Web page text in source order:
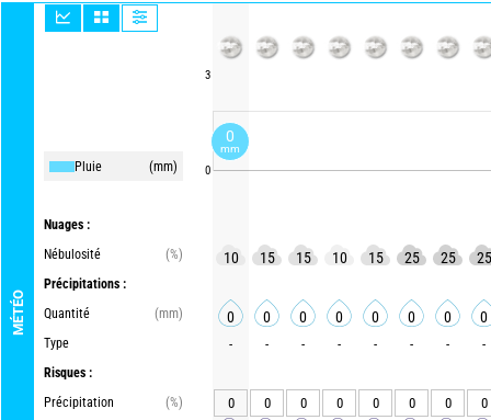
MÉTÉO
Pluie (mm)
Nuages :
Nébulosité
(%)
Précipitations :
Quantité
(mm)
Type
Risques :
Précipitation
(%)
3
0
10 15 15 10 15 25 25 25
0 0 0 0 0 0 0 0
- - - - - - - -
0 0 0 0 0 0 0 0
0
mm